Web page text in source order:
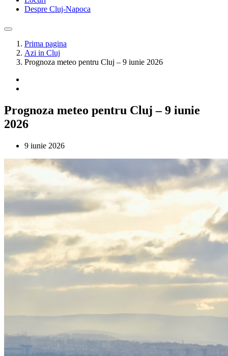
Despre Cluj-Napoca
Prima pagina
Azi in Cluj
Prognoza meteo pentru Cluj – 9 iunie 2026
Prognoza meteo pentru Cluj – 9 iunie
2026
9 iunie 2026